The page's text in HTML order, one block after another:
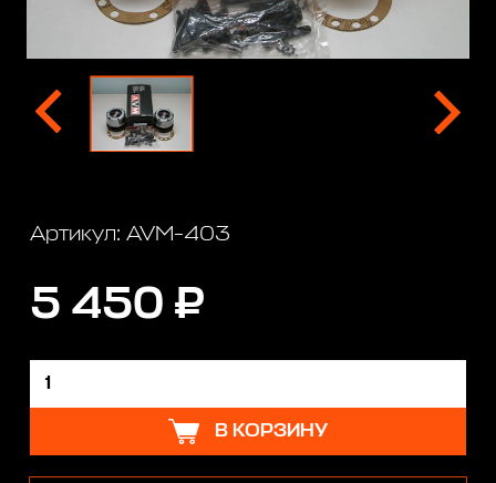
Артикул: AVM-403
5 450 ₽
В КОРЗИНУ